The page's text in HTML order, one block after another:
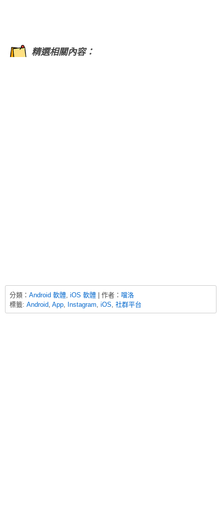
精選相關內容：
分類： Android 軟體, iOS 軟體 | 作者： 噹洛
標籤: Android, App, Instagram, iOS, 社群平台